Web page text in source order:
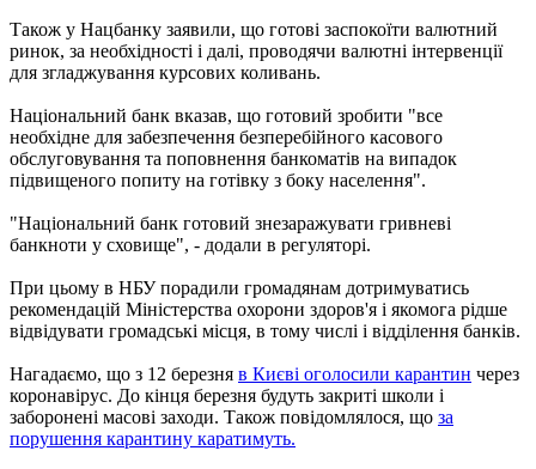
Також у Нацбанку заявили, що готові заспокоїти валютний
ринок, за необхідності і далі, проводячи валютні інтервенції
для згладжування курсових коливань.
Національний банк вказав, що готовий зробити "все
необхідне для забезпечення безперебійного касового
обслуговування та поповнення банкоматів на випадок
підвищеного попиту на готівку з боку населення".
"Національний банк готовий знезаражувати гривневі
банкноти у сховище", - додали в регуляторі.
При цьому в НБУ порадили громадянам дотримуватись
рекомендацій Міністерства охорони здоров'я і якомога рідше
відвідувати громадські місця, в тому числі і відділення банків.
Нагадаємо, що з 12 березня в Києві оголосили карантин через
коронавірус. До кінця березня будуть закриті школи і
заборонені масові заходи. Також повідомлялося, що за
порушення карантину каратимуть.